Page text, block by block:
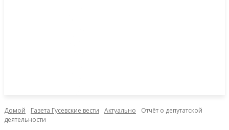
Домой Газета Гусевские вести Актуально
Отчёт о депутатской
деятельности